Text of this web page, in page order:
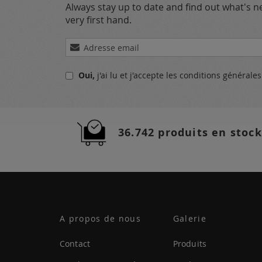
Always stay up to date and find out what's
very first hand.
Inscription
à
lettreOui, j'ai lu et j'accepte les conditions générales
36.742 produits en stock
A propos de nous
Contact
Galerie
Produits